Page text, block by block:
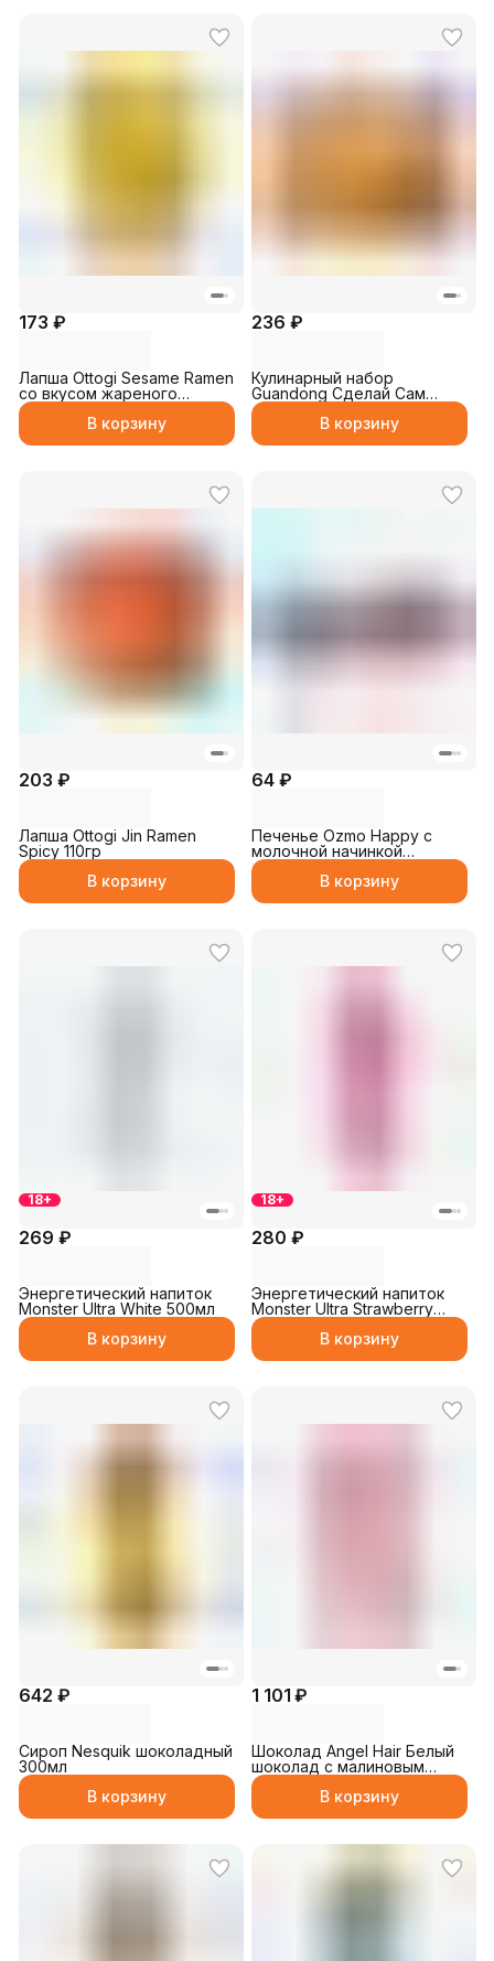
173 ₽
Лапша Ottogi Sesame Ramen
со вкусом жареного
кунжута 65гр
В корзину
236 ₽
Кулинарный набор
Guandong Сделай Сам
"Гамбургер" 33гр
В корзину
203 ₽
Лапша Ottogi Jin Ramen
Spicy 110гр
В корзину
64 ₽
Печенье Ozmo Happy с
молочной начинкой
покрытый мол. шоколадом
В корзину
18+
269 ₽
Энергетический напиток
Monster Ultra White 500мл
В корзину
18+
280 ₽
Энергетический напиток
Monster Ultra Strawberry
500мл
В корзину
642 ₽
Сироп Nesquik шоколадный
300мл
В корзину
1 101 ₽
Шоколад Angel Hair Белый
шоколад с малиновым
вкусом с фисташковой
начинкой и пишмание 170гр
В корзину